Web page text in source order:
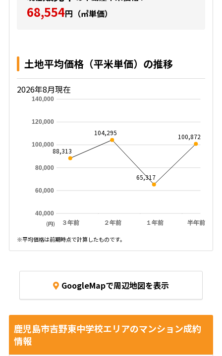
68,554円（㎡単価）
土地平均価格（平米単価）の推移
2026年8月現在
３年前 ２年前 １年前 半年前
40,000
60,000
80,000
100,000
120,000
140,000
88,313
104,295
65,317
100,872
(円)
※平均価格は前期時点で計算したものです。
GoogleMapで周辺地図を表示
鹿児島市吉野東中学校エリアのマンション成約
情報